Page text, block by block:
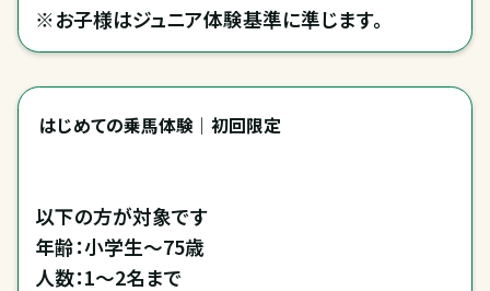
※お子様はジュニア体験基準に準じます。
はじめての乗馬体験｜初回限定
以下の方が対象です
年齢：小学生～75歳